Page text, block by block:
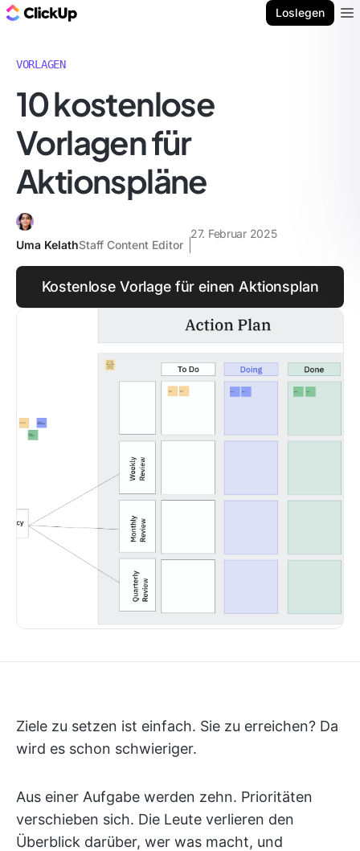
Loslegen
VORLAGEN
10 kostenlose
Vorlagen für
Aktionspläne
Uma KelathStaff Content Editor
27. Februar 2025
Kostenlose Vorlage für einen Aktionsplan
Ziele zu setzen ist einfach. Sie zu erreichen? Da
wird es schon schwieriger.
Aus einer Aufgabe werden zehn. Prioritäten
verschieben sich. Die Leute verlieren den
Überblick darüber, wer was macht, und